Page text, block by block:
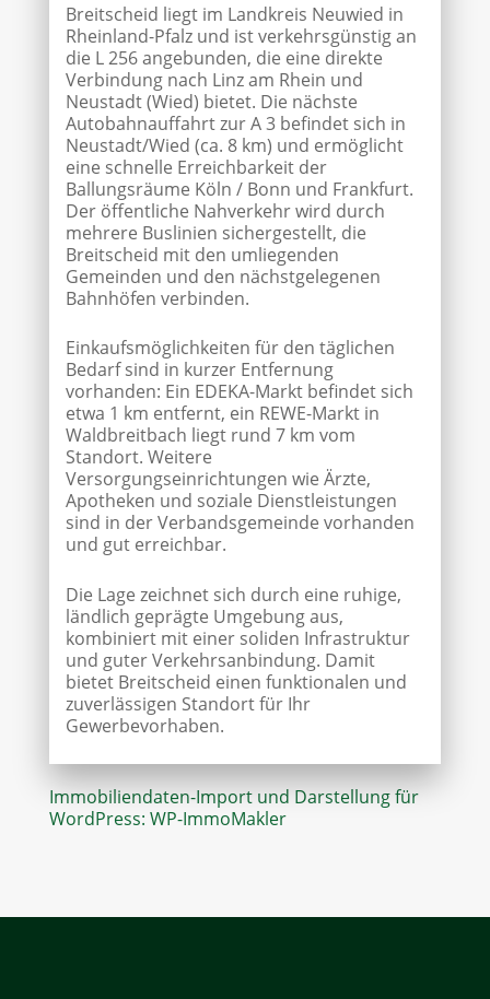
Breitscheid liegt im Landkreis Neuwied in
Rheinland-Pfalz und ist verkehrsgünstig an
die L 256 angebunden, die eine direkte
Verbindung nach Linz am Rhein und
Neustadt (Wied) bietet. Die nächste
Autobahnauffahrt zur A 3 befindet sich in
Neustadt/Wied (ca. 8 km) und ermöglicht
eine schnelle Erreichbarkeit der
Ballungsräume Köln / Bonn und Frankfurt.
Der öffentliche Nahverkehr wird durch
mehrere Buslinien sichergestellt, die
Breitscheid mit den umliegenden
Gemeinden und den nächstgelegenen
Bahnhöfen verbinden.
Einkaufsmöglichkeiten für den täglichen
Bedarf sind in kurzer Entfernung
vorhanden: Ein EDEKA-Markt befindet sich
etwa 1 km entfernt, ein REWE-Markt in
Waldbreitbach liegt rund 7 km vom
Standort. Weitere
Versorgungseinrichtungen wie Ärzte,
Apotheken und soziale Dienstleistungen
sind in der Verbandsgemeinde vorhanden
und gut erreichbar.
Die Lage zeichnet sich durch eine ruhige,
ländlich geprägte Umgebung aus,
kombiniert mit einer soliden Infrastruktur
und guter Verkehrsanbindung. Damit
bietet Breitscheid einen funktionalen und
zuverlässigen Standort für Ihr
Gewerbevorhaben.
Immobiliendaten-Import und Darstellung für
WordPress: WP-ImmoMakler